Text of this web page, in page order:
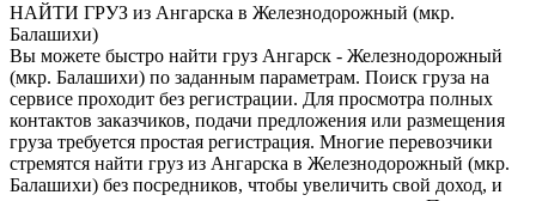
НАЙТИ ГРУЗ из Ангарска в Железнодорожный (мкр.
Балашихи)
Вы можете быстро найти груз Ангарск - Железнодорожный
(мкр. Балашихи) по заданным параметрам. Поиск груза на
сервисе проходит без регистрации. Для просмотра полных
контактов заказчиков, подачи предложения или размещения
груза требуется простая регистрация. Многие перевозчики
стремятся найти груз из Ангарска в Железнодорожный (мкр.
Балашихи) без посредников, чтобы увеличить свой доход, и